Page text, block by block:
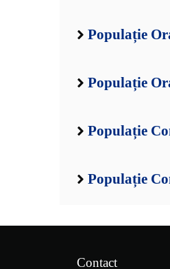
Populație
Populație
Populație
Populație
Contact